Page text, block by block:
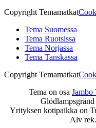
Copyright Temamatkat
Tema Suomessa
Tema Ruotsissa
Tema Norjassa
Tema Tanskassa
Copyright Temamatkat
Tema on osa Jambo
Yrityksen kotipaikka on
Alv